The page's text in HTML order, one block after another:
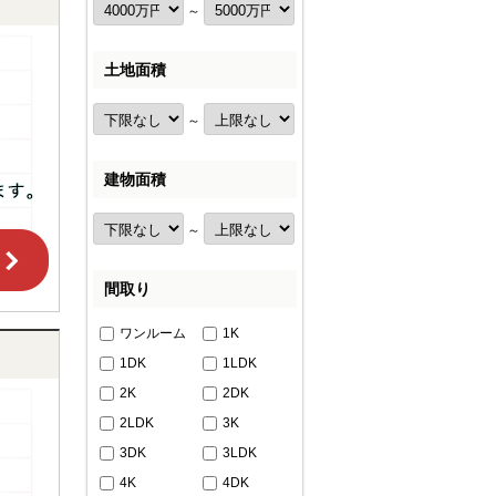
～
土地面積
～
建物面積
～
間取り
ワンルーム
1K
1DK
1LDK
2K
2DK
2LDK
3K
3DK
3LDK
4K
4DK